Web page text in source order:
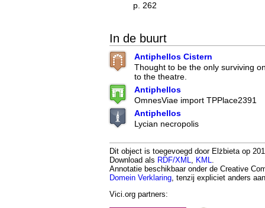
p. 262
In de buurt
Antiphellos Cistern
Thought to be the only surviving
to the theatre.
Antiphellos
OmnesViae import TPPlace2391
Antiphellos
Lycian necropolis
Dit object is toegevoegd door Elżbieta op
Download als RDF/XML KML
Annotatie beschikbaar onder de Creative
Domein Verklaring , tenzij expliciet anders
Vici.org partners: